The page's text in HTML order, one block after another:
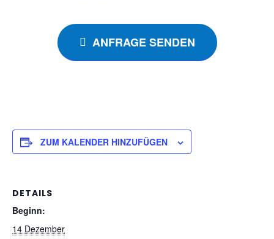
ANFRAGE SENDEN
ZUM KALENDER HINZUFÜGEN
DETAILS
Beginn:
14 Dezember